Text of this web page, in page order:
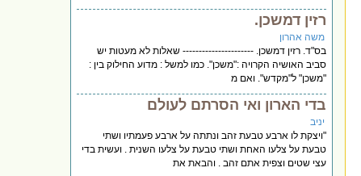
רזין דמשכן.
משה אהרון
בס"ד. רזין דמשכן. ---------------------- שאלות לא מעטות יש
סביב האושיה הקרויה :"משכן". כמו למשל : מדוע החילוק בין :
"משכן" ל"מקדש". ואם מ
בדי הארון ואי הסרתם לעולם
יניב
"ויצקת לו ארבע טבעת זהב ונתתה על ארבע פעמתיו ושתי
טבעת על צלעו האחת ושתי טבעת על צלעו השנית . ועשית בדי
עצי שטים וצפית אתם זהב . והבאת את